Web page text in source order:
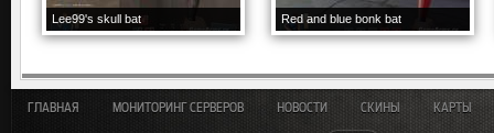
Lee99's skull bat Red and blue bonk bat
ГЛАВНАЯ МОНИТОРИНГ СЕРВЕРОВ НОВОСТИ СКИНЫ КАРТЫ